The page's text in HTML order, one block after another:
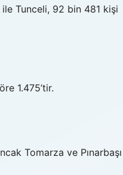
Tunceli, 92 bin 481 kişi
1.475’tir.
Tomarza ve Pınarbaşı